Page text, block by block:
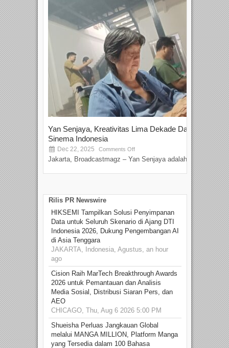
Yan Senjaya, Kreativitas Lima Dekade Dalam
Sinema Indonesia
Dec 22, 2025 Comments Off
Jakarta, Broadcastmagz – Yan Senjaya adalah...
Rilis PR Newswire
HIKSEMI Tampilkan Solusi Penyimpanan
Data untuk Seluruh Skenario di Ajang DTI
Indonesia 2026, Dukung Pengembangan AI
di Asia Tenggara
JAKARTA, Indonesia, Agustus, an hour
ago
Cision Raih MarTech Breakthrough Awards
2026 untuk Pemantauan dan Analisis
Media Sosial, Distribusi Siaran Pers, dan
AEO
CHICAGO, Thu, Aug 6 2026 5:00 PM
Shueisha Perluas Jangkauan Global
melalui MANGA MILLION, Platform Manga
yang Tersedia dalam 100 Bahasa